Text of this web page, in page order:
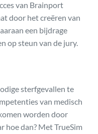
van Brainport
door het creëren van
een bijdrage
op steun van de jury.
sterfgevallen te
van medisch
worden door
hoe dan? Met TrueSim